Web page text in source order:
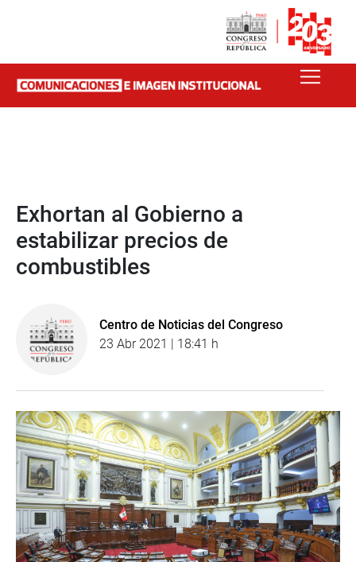
Exhortan al Gobierno a
estabilizar precios de
combustibles
Centro de Noticias del Congreso
23 Abr 2021 | 18:41 h